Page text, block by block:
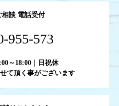
相談 電話受付
955-573
～18:00｜日祝休
て頂く事がございます